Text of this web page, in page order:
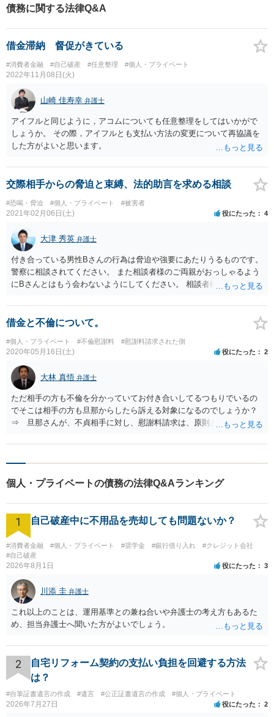
債務に関する法律Q&A
借金滞納 督促がきている
#消費者金融 #自己破産 #任意整理 #個人・プライベート
2022年11月08日(火)
山崎 佳寿幸 弁護士
アイフルと同じように，アコムについても任意整理をしてはいかがで
しょうか。 その際，アイフルとも支払い方法の変更について再協議を
した方がよいと思います。
交際相手からの脅迫と束縛、法的助言を求める相談
#恐喝・脅迫 #個人・プライベート #被害者
2021年02月06日(土) 役にたった 4
大津 秀英 弁護士
付き合っている男性Bさんの行為は脅迫や強要にあたりうるものです。
警察に相談されてください。 また相談者様のご両親がおっしゃるよう
にBさんとはもう会わないようにしてください。 相談者様は「自分が
と思うときがあるかもしれませんが、そのようなことはありません。B
さんは相談者様がいなくても他に寄生する先を見つけます。 Bさんに
の身の安全、精神の安全を考慮した行動をなされてください。 相手と
話したくなければ弁護士に依頼し、弁護士を通じてBさんを対処するこ
とができます。
借金と不倫について。
#個人・プライベート #不倫慰謝料 #慰謝料請求された側
2020年05月16日(土) 役にたった 2
大林 真悟 弁護士
ただ相手の方も不倫を分かっていてお付き合いしてるつもりでいるの
でそこは相手の方も旦那からしたら訴える対象になるのでしょうか？
⇒ 旦那さんが、不貞相手に対し、慰謝料請求は、原則として、でき
個人・プライベートの債務の法律Q&Aランキング
1 自己破産中に不用品を売却しても問題ないか？
#消費者金融 #個人・プライベート #奨学金 #銀行借り入れ
#クレジット会社
#自己破産
2026年8月1日 役にたった 3
川添 圭 弁護士
これ以上のことは、運用基準との兼ね合いや弁護士の考え方もあるた
め、担当弁護士へ聞いた方がよいでしょう。
2
自宅リフォーム契約の支払い負担を回避する方法
は？
#自筆証書遺言の作成 #遺言 #公正証書遺言の作成 #個人・プライベート
2026年7月27日 役にたった 2